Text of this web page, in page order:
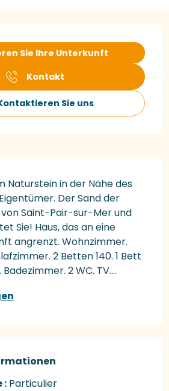
Sie Ihre Unterkunft
Kontakt
Sie uns
Naturstein in der Nähe des
Der Sand der
Saint-Pair-sur-Mer und
Sie! Haus, das an eine
angrenzt. Wohnzimmer.
2 Betten 140. 1 Bett
2 WC. TV....
: Particulier